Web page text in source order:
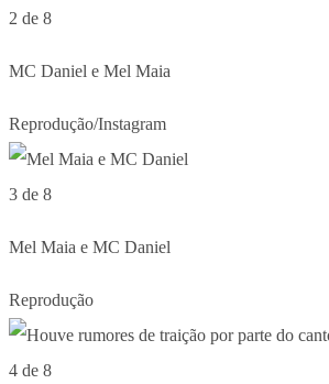
2 de 8
MC Daniel e Mel Maia
Reprodução/Instagram
3 de 8
Mel Maia e MC Daniel
Reprodução
4 de 8